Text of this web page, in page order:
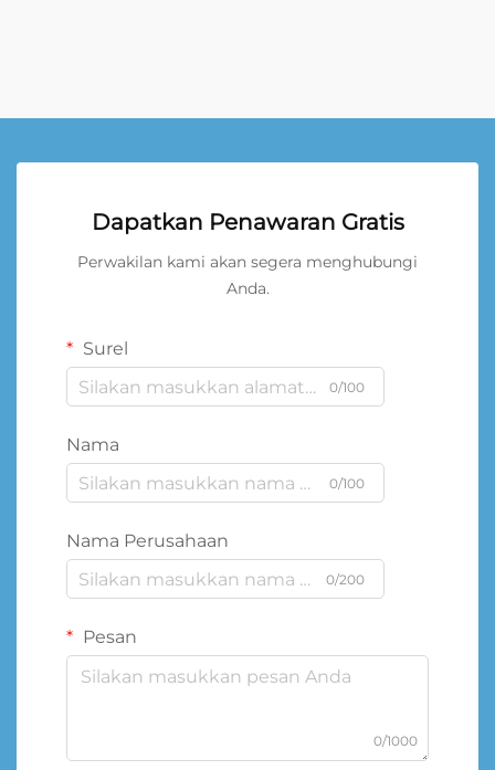
Dapatkan Penawaran Gratis
Perwakilan kami akan segera menghubungi
Anda.
Surel
0/100
Nama
0/100
Nama Perusahaan
0/200
Pesan
0/1000